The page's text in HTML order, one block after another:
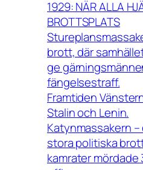
1929: NÄR ALLA
BROTTSPLATS
brott, där
ge
fängelsestraff.
Framtiden
Stalin och Lenin.
Katynmassakern
stora politiska
kamrater mördade